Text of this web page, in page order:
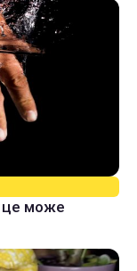
це може